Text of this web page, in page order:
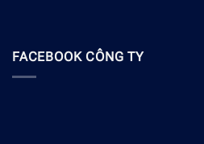
FACEBOOK CÔNG TY